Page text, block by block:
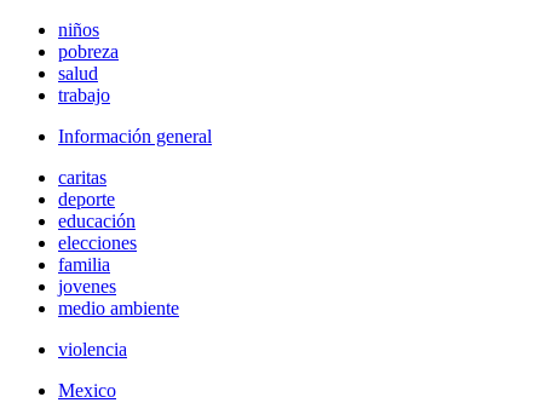
niños
pobreza
salud
trabajo
Información general
caritas
deporte
educación
elecciones
familia
jovenes
medio ambiente
violencia
Mexico